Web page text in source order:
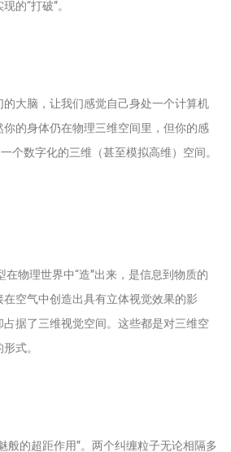
的“打破”。
大脑，让我们感觉自己身处一个计算机
的身体仍在物理三维空间里，但你的感
个数字化的三维（甚至模拟高维）空间。
物理世界中“造”出来，是信息到物质的
空气中创造出具有立体视觉效果的影
据了三维视觉空间。这些都是对三维空
式。
般的超距作用”。两个纠缠粒子无论相隔多